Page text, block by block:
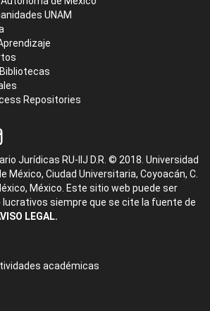
UNAM
Repositories
Jurídicas RU-IIJ D.R. © 2018. Universidad
México, Ciudad Universitaria, Coyoacán, C.
México. Este sitio web puede ser
siempre que se cite la fuente de
LEGAL.
académicas